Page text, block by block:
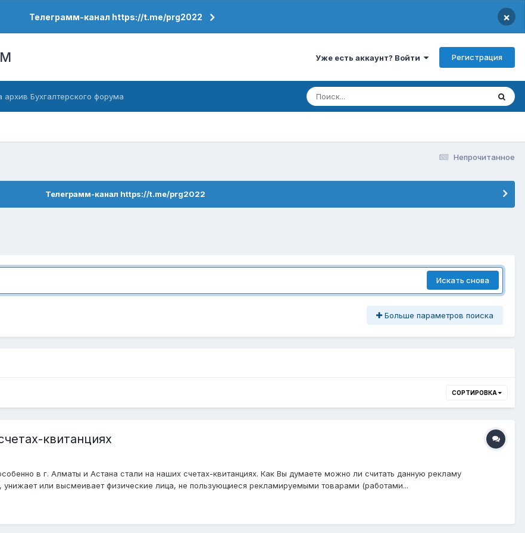
Телеграмм-канал https://t.me/prg2022 ×
Уже есть аккаунт? Войти Регистрация
архив Бухгалтерского форума
Непрочитанное
Телеграмм-канал https://t.me/prg2022
Искать снова
Больше параметров поиска
СОРТИРОВКА
квитанциях
в г. Алматы и Астана стали на наших счетах-квитанциях. Как Вы думаете можно ли считать данную рекламу
унижает или высмеивает физические лица, не пользующиеся рекламируемыми товарами (работами...